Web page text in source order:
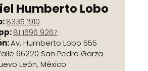
Humberto Lobo
8335 1910
81 1696 9267
Av. Humberto Lobo 555
66220 San Pedro Garza
León, México